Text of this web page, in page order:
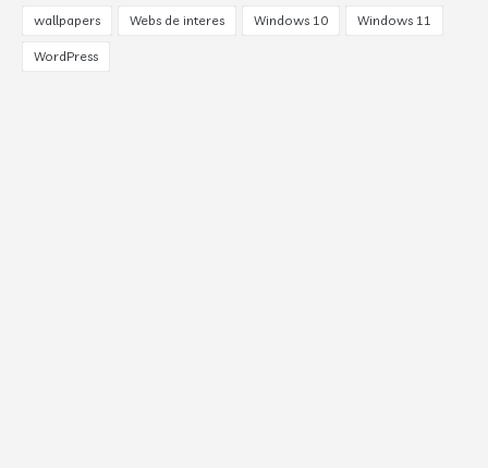
wallpapers Webs de interes Windows 10 Windows 11
WordPress